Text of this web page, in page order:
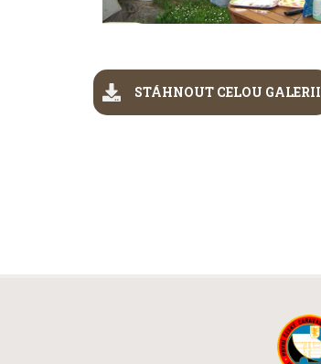
STÁHNOUT CELOU GALERII